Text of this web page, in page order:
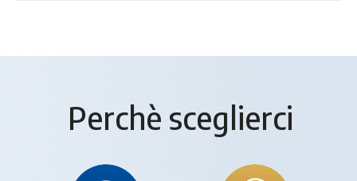
Perchè sceglierci